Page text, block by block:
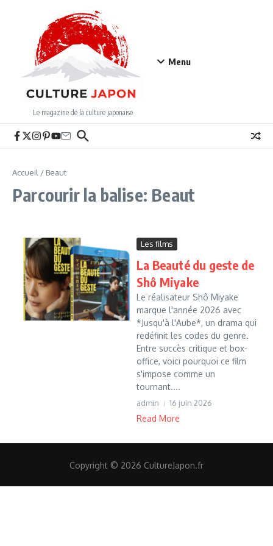
Le magazine de la culture japonaise
Menu
Accueil / Beaut
Parcourir la balise: Beaut
Les films
La Beauté du geste de
Shô Miyake
Le réalisateur Shô Miyake
marque l'année 2026 avec
*Jusqu'à l'Aube*, un drama qui
redéfinit les codes du genre.
Entre succès critique et box-
office, voici pourquoi ce film
s'impose comme un
tournant....
admin 16 juin 2026
Read More